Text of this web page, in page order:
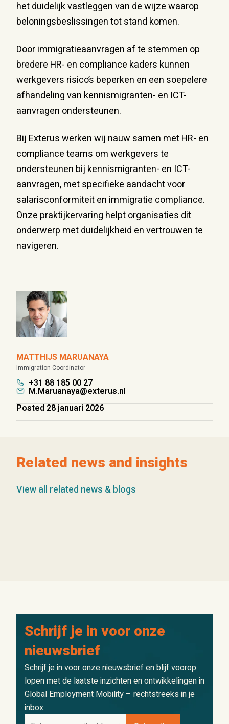
het duidelijk vastleggen van de wijze waarop
beloningsbeslissingen tot stand komen.
Door immigratieaanvragen af te stemmen op
bredere HR- en compliance kaders kunnen
werkgevers risico’s beperken en een soepelere
afhandeling van kennismigranten- en ICT-
aanvragen ondersteunen.
Bij Exterus werken wij nauw samen met HR- en
compliance ­teams om werkgevers te
ondersteunen bij kennismigranten- en ICT-
aanvragen, met specifieke aandacht voor
salarisconformiteit en immigratie compliance.
Onze praktijkervaring helpt organisaties dit
onderwerp met duidelijkheid en vertrouwen te
navigeren.
MATTHIJS MARUANAYA
Immigration Coordinator
+31 88 185 00 27
M.Maruanaya@exterus.nl
Posted 28 januari 2026
Related news and insights
View all related news & blogs
Schrijf je in voor onze
nieuwsbrief
Schrijf je in voor onze nieuwsbrief en blijf voorop
lopen met de laatste inzichten en ontwikkelingen in
Global Employment Mobility – rechtstreeks in je
inbox.